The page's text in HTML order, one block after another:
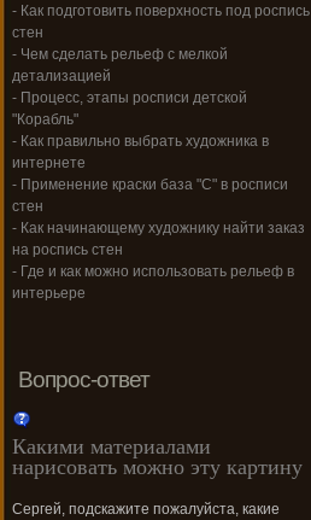
- Как подготовить поверхность под роспись
стен
- Чем сделать рельеф с мелкой
детализацией
- Процесс, этапы росписи детской
"Корабль"
- Как правильно выбрать художника в
интернете
- Применение краски база "С" в росписи
стен
- Как начинающему художнику найти заказ
на роспись стен
- Где и как можно использовать рельеф в
интерьере
Вопрос-ответ
Какими материалами
нарисовать можно эту картину
Сергей, подскажите пожалуйста, какие